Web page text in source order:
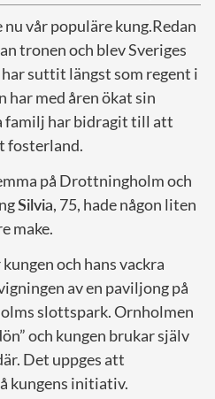
nu vår populäre kung.Redan
tronen och blev Sveriges
har suttit längst som regent i
har med åren ökat sin
familj har bidragit till att
fosterland.
på Drottningholm och
Silvia, 75, hade någon liten
make.
och hans vackra
av en paviljong på
slottspark. Ornholmen
och kungen brukar själv
Det uppges att
kungens initiativ.